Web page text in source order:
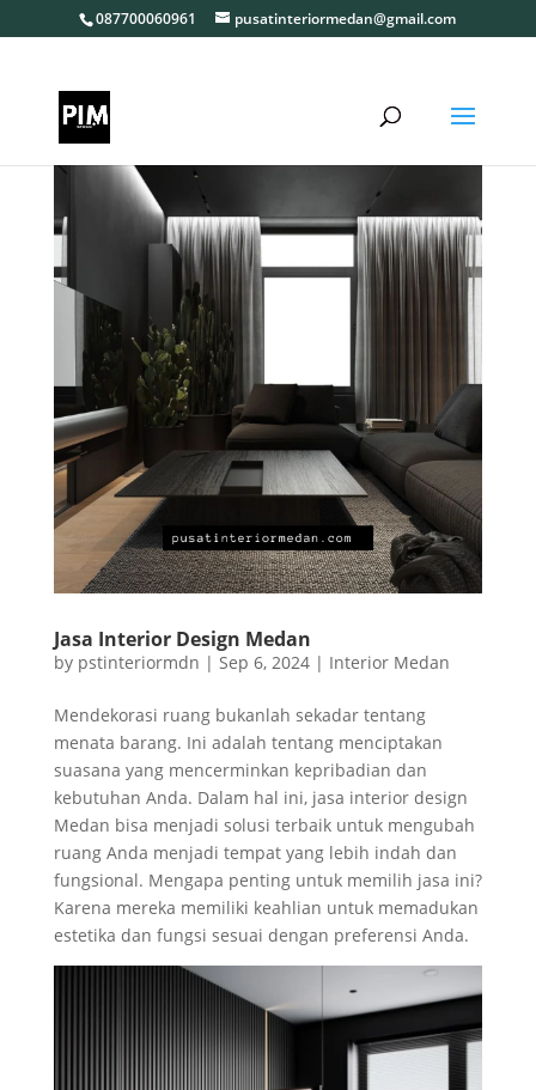
087700060961 pusatinteriormedan@gmail.com
Jasa Interior Design Medan
by pstinteriormdn | Sep 6, 2024| Interior Medan
Mendekorasi ruang bukanlah sekadar tentang
menata barang. Ini adalah tentang menciptakan
suasana yang mencerminkan kepribadian dan
kebutuhan Anda. Dalam hal ini, jasa interior design
Medan bisa menjadi solusi terbaik untuk mengubah
ruang Anda menjadi tempat yang lebih indah dan
fungsional. Mengapa penting untuk memilih jasa ini?
Karena mereka memiliki keahlian untuk memadukan
estetika dan fungsi sesuai dengan preferensi Anda.